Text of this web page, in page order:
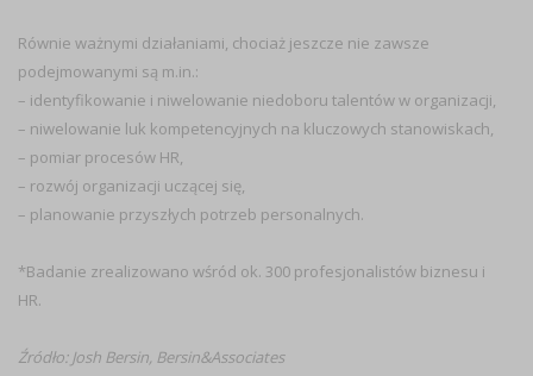
Równie ważnymi działaniami, chociaż jeszcze nie zawsze
podejmowanymi są m.in.:
– identyfikowanie i niwelowanie niedoboru talentów w organizacji,
– niwelowanie luk kompetencyjnych na kluczowych stanowiskach,
– pomiar procesów HR,
– rozwój organizacji uczącej się,
– planowanie przyszłych potrzeb personalnych.
*Badanie zrealizowano wśród ok. 300 profesjonalistów biznesu i
HR.
Źródło: Josh Bersin, Bersin&Associates